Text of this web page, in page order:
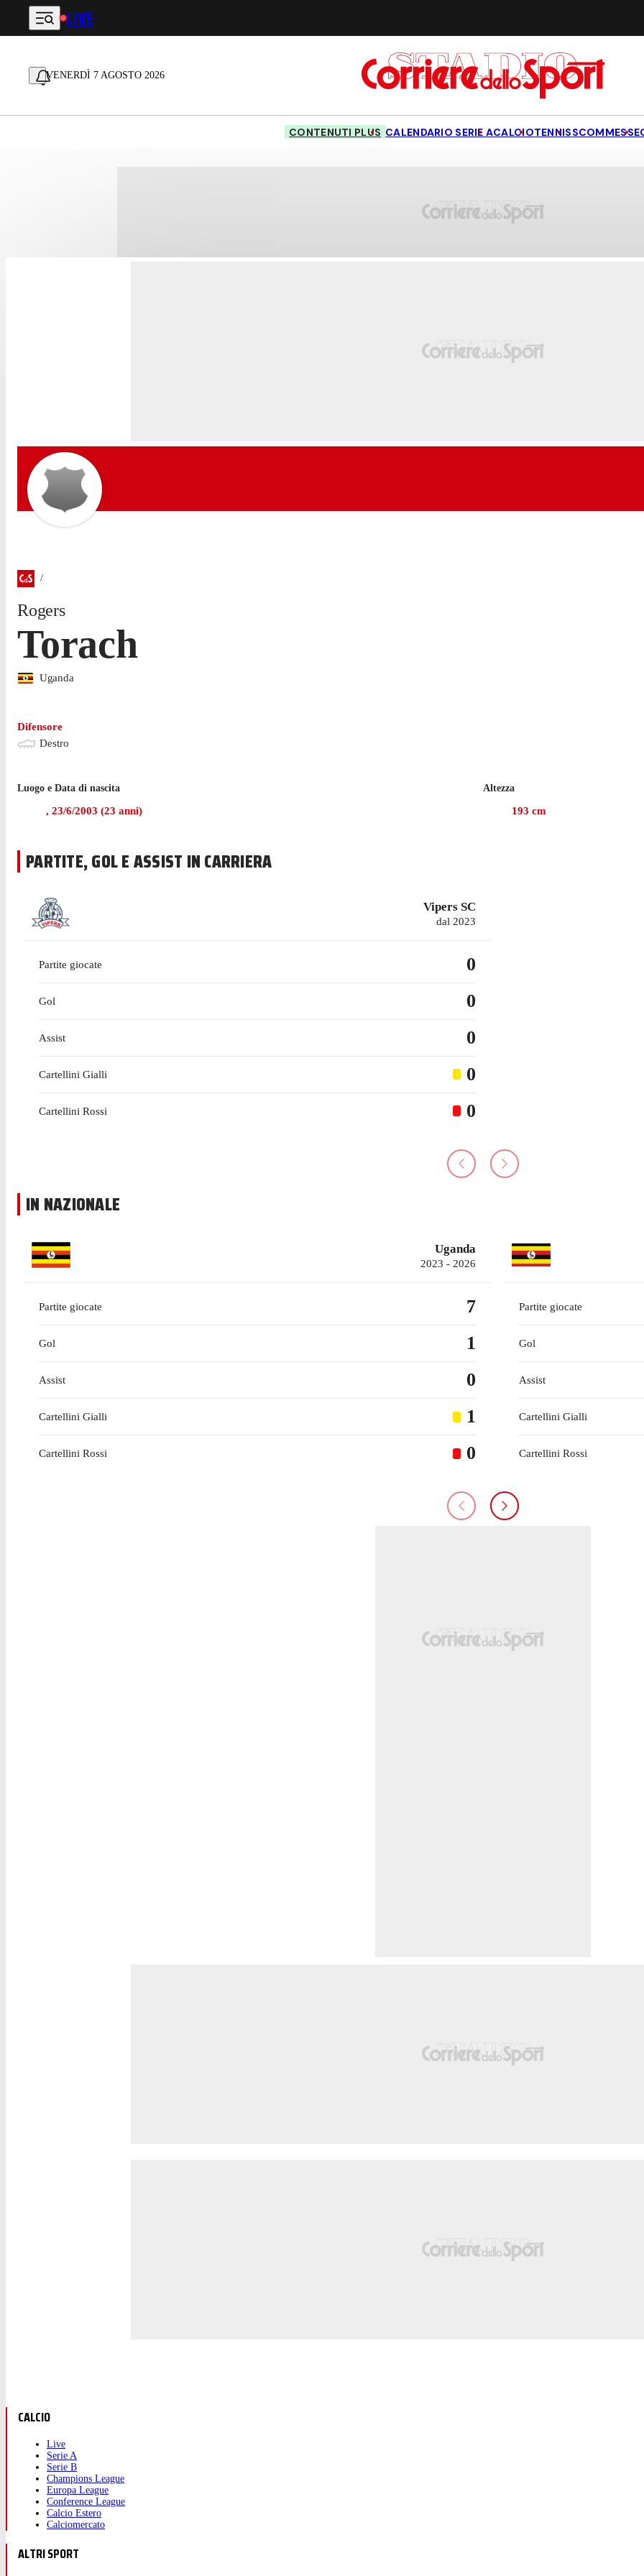
Vai al contenuto principale
LIVE
VENERDÌ 7 AGOSTO 2026
CONTENUTI PLUS CALENDARIO SERIE ACALCIOTENNISSCOMMESSE
Rogers
Torach
Uganda
Difensore
Destro
Luogo e Data di nascita
, 23/6/2003 (23 anni)
Altezza
193 cm
PARTITE, GOL E ASSIST IN CARRIERA
Vipers SC
dal 2023
Partite giocate 0
Gol 0
Assist 0
Cartellini Gialli 0
Cartellini Rossi 0
IN NAZIONALE
Uganda
2023 - 2026
Partite giocate 7
Gol 1
Assist 0
Cartellini Gialli 1
Cartellini Rossi 0
Partite giocate
Gol
Assist
Cartellini Gialli
Cartellini Rossi
CALCIO
Live
Serie A
Serie B
Champions League
Europa League
Conference League
Calcio Estero
Calciomercato
ALTRI SPORT